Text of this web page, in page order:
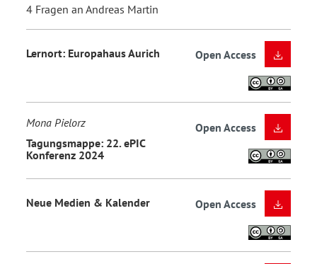
4 Fragen an Andreas Martin
Lernort: Europahaus Aurich Open Access
Mona Pielorz
Tagungsmappe: 22. ePIC
Konferenz 2024
Open Access
Neue Medien & Kalender Open Access